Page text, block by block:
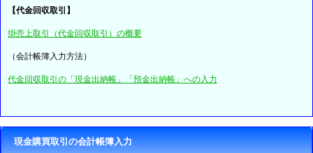
【代金回収取引】
掛売上取引（代金回収取引）の概要
（会計帳簿入力方法）
代金回収取引の「現金出納帳」「預金出納帳」への入力
現金購買取引の会計帳簿入力